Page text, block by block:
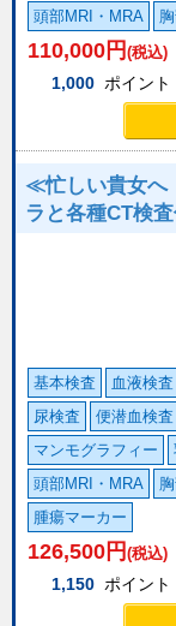
頭部MRI・MRA
110,000 円 (税込)
1,000 ポイント
≪忙しい貴女へ
ラと各種CT検
基本検査 血液検査
尿検査
便潜血検査
マンモグラフィー
頭部MRI・MRA
腫瘍マーカー
126,500 円 (税込)
1,150 ポイント